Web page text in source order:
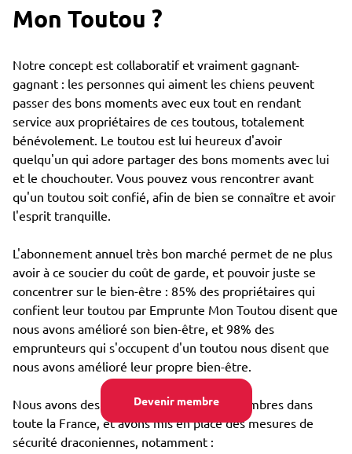
Devenir membre
Mon Toutou ?
Notre concept est collaboratif et vraiment gagnant-
gagnant : les personnes qui aiment les chiens peuvent
passer des bons moments avec eux tout en rendant
service aux propriétaires de ces toutous, totalement
bénévolement. Le toutou est lui heureux d'avoir
quelqu'un qui adore partager des bons moments avec lui
et le chouchouter. Vous pouvez vous rencontrer avant
qu'un toutou soit confié, afin de bien se connaître et avoir
l'esprit tranquille.
L'abonnement annuel très bon marché permet de ne plus
avoir à ce soucier du coût de garde, et pouvoir juste se
concentrer sur le bien-être : 85% des propriétaires qui
confient leur toutou par Emprunte Mon Toutou disent que
nous avons amélioré son bien-être, et 98% des
emprunteurs qui s'occupent d'un toutou nous disent que
nous avons amélioré leur propre bien-être.
Nous avons des dizaines de milliers de membres dans
toute la France, et avons mis en place des mesures de
sécurité draconiennes, notamment :